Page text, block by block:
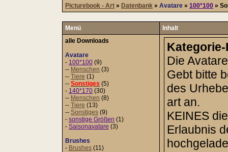
Picturebook - Art » Datenbank » Avatare » 100*100 »
Menü
Inhalt
alle Downloads
Avatare
- 100*100 (9)
-- Menschen (3)
-- Tiere (1)
-- Sonstiges (5)
- 140*170 (30)
-- Menschen (8)
-- Tiere (13)
-- Sonstiges (9)
- sonstige Größen (1)
- Saisonavatare (3)
Brushes
- Brushes (11)
Die
Gebt bitte
des
art an.
KEINES
Erlaubnis